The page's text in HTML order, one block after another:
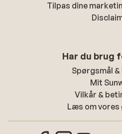
Tilpas dine
Har du brug
Spørgsmål
Mit
Vilkår &
Læs om vores